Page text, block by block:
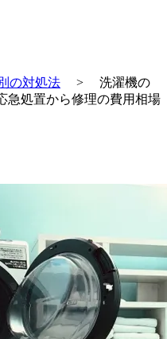
の対処法 > 洗濯機の
急処置から修理の費用相場